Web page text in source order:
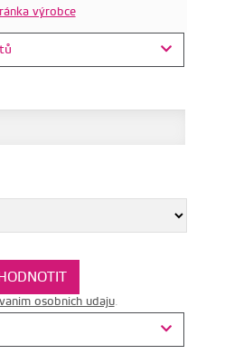
výrobce
osobnich udaju.